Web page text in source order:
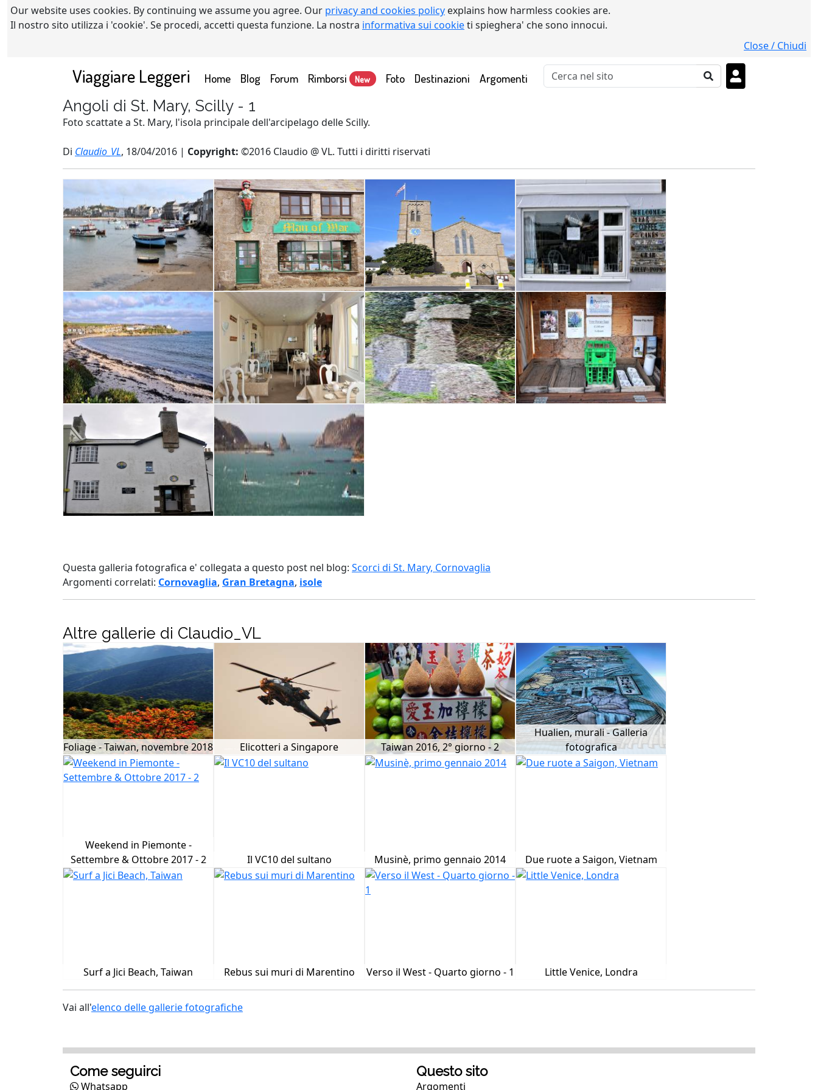
Our website uses cookies. By continuing we assume you agree. Our privacy and cookies policy explains how harmless cookies are.
Il nostro sito utilizza i 'cookie'. Se procedi, accetti questa funzione. La nostra informativa sui cookieti spieghera' che sono innocui.
Close / Chiudi
Viaggiare Leggeri Home(current)
Blog Forum Rimborsi New Foto Destinazioni Argomenti
Angoli di St. Mary, Scilly - 1
Foto scattate a St. Mary, l'isola principale dell'arcipelago delle Scilly.
Di Claudio_VL, 18/04/2016 | Copyright: ©2016 Claudio @ VL. Tutti i diritti riservati
Questa galleria fotografica e' collegata a questo post nel blog: Scorci di St. Mary, Cornovaglia
Argomenti correlati: Cornovaglia, Gran Bretagna, isole
Altre gallerie di Claudio_VL
Foliage - Taiwan, novembre 2018 Elicotteri a Singapore Taiwan 2016, 2° giorno - 2
Hualien, murali - Galleria
fotografica
Weekend in Piemonte -
Settembre & Ottobre 2017 - 2
Il VC10 del sultano Musinè, primo gennaio 2014 Due ruote a Saigon, Vietnam
Surf a Jici Beach, Taiwan Rebus sui muri di Marentino Verso il West - Quarto giorno - 1 Little Venice, Londra
Vai all'elenco delle gallerie fotografiche
Come seguirci
Whatsapp
Questo sito
Argomenti